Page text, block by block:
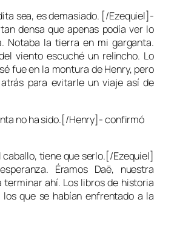
sea, es demasiado. [/Ezequiel]-
densa que apenas podía ver lo
Notaba la tierra en mi garganta.
viento escuché un relincho. Lo
fue en la montura de Henry, pero
para evitarle un viaje así de
no ha sido.[/Henry]- confirmó
caballo, tiene que serlo.[/Ezequiel]
Éramos Daë, nuestra
terminar ahí. Los libros de historia
los que se habían enfrentado a la